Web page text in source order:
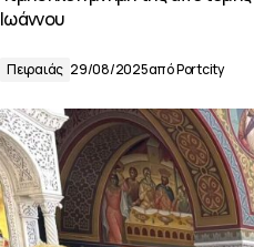
Ιωάννου
Πειραιάς 29/08/2025απόPortcity